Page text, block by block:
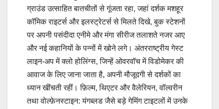
ग्राउंड उत्साहित बातचीतों से गूंजता रहा, जहां दर्शक मशहूर
कॉमिक राइटर्स और इलस्ट्रेटर्स से मिलते दिखे, बुक स्टेशनों
पर अपनी पसंदीदा एनीमे और मंगा सीरीज तलाशते नजर आए
और नई कहानियों के पन्नों में खोने लगे। अंतरराष्ट्रीय गेस्ट
लाइन-अप में क्लो होलिंग्स, जिन्हें ओवरवॉच में विडोमेकर की
आवाज के लिए जाना जाता है, अपनी मौजूदगी से दर्शकों का
ध्यान खींचती रहीं। फ़िल्म, थिएटर और वैलेरियन, वॉल्वरीन
तथा वोल्फ़ेनस्टाइन: यंगब्लड जैसे बड़े गेमिंग टाइटलों में उनके